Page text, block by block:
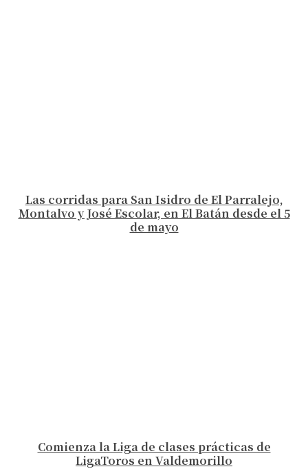
Las corridas para San Isidro de El Parralejo,
Montalvo y José Escolar, en El Batán desde el 5
de mayo
Comienza la Liga de clases prácticas de
LigaToros en Valdemorillo